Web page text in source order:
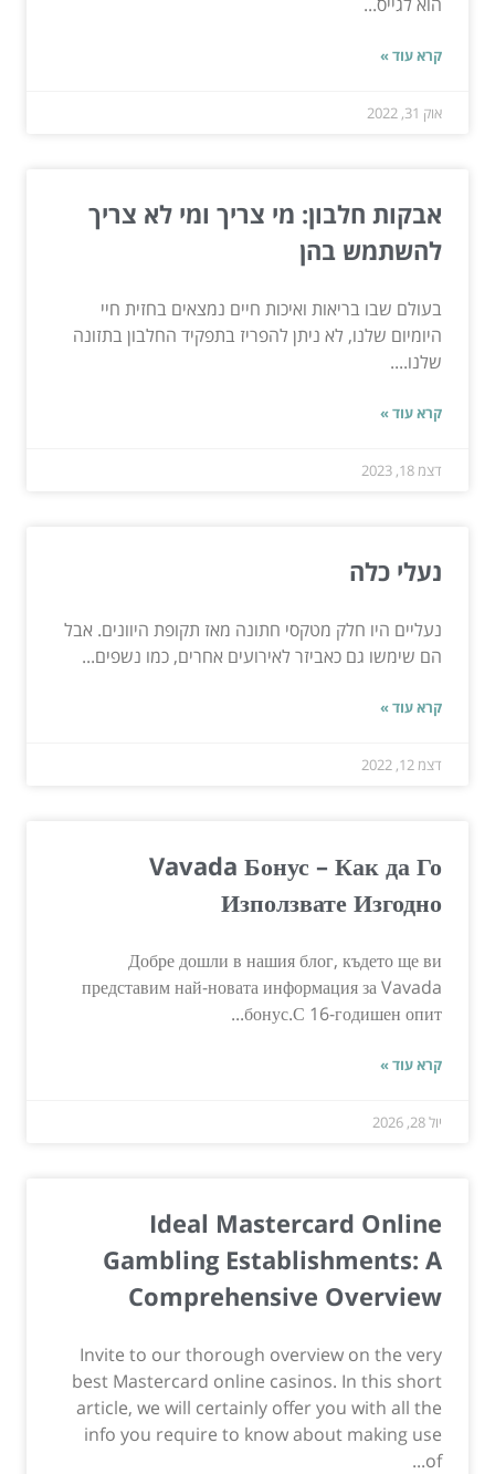
קרא עוד »
אוק 31, 2022
אבקות חלבון: מי צריך ומי לא צריך
להשתמש בהן
בעולם שבו בריאות ואיכות חיים נמצאים בחזית חיי
היומיום שלנו, לא ניתן להפריז בתפקיד החלבון בתזונה
שלנו....
קרא עוד »
דצמ 18, 2023
נעלי כלה
נעליים היו חלק מטקסי חתונה מאז תקופת היוונים. אבל
הם שימשו גם כאביזר לאירועים אחרים, כמו נשפים...
קרא עוד »
דצמ 12, 2022
Vavada Бонус – Как да Го
Използвате Изгодно
Добре дошли в нашия блог, където ще ви
представим най-новата информация за Vavada
бонус.С 16-годишен опит...
קרא עוד »
יול 28, 2026
Ideal Mastercard Online
Gambling Establishments: A
Comprehensive Overview
Invite to our thorough overview on the very
best Mastercard online casinos. In this short
article, we will certainly offer you with all the
info you require to know about making use
of...